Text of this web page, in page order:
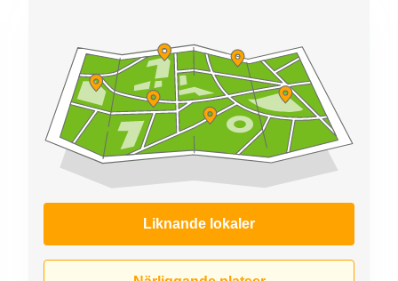
Liknande lokaler